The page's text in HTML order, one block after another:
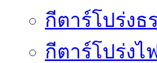
กีตาร์โปร่งธ
กีตาร์โปร่งไ